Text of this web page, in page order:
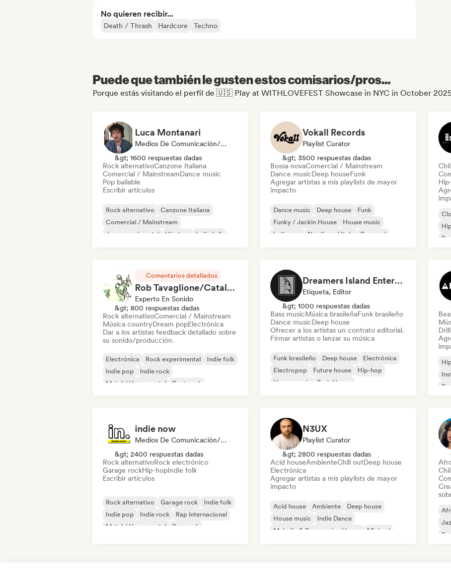
No quieren recibir...
Death / Thrash Hardcore Techno
Puede que también le gusten estos comisarios/pros...
Porque estás visitando el perfil de 🇺🇸 Play at WITHLOVEFEST Showcase in NYC in October
Luca Montanari
Medios De Comunicación/Periodista
&gt; 1600 respuestas dadas
Rock alternativoCanzone Italiana
Comercial / MainstreamDance music
Pop bailable
Escribir artículos
Rock alternativo
Canzone Italiana
Comercial / Mainstream
Jazz experimental
Hip-hop
Indie folk
Vokall Records
Playlist Curator
&gt; 3500 respuestas dadas
Bossa novaComercial / Mainstream
Dance musicDeep houseFunk
Agregar artistas a mis playlists de mayor
impacto
Dance music Deep house
Funk
Funky / Jackin House
House music
Indie pop
Nu-disco / Italo Pop soul
Comentarios detallados
Rob Tavaglione/Catalyst Recording
Experto En Sonido
&gt; 800 respuestas dadas
Rock alternativoComercial / Mainstream
Música countryDream popElectrónica
Dar a los artistas feedback detallado sobre
su sonido/producción.
Electrónica Rock experimental
Indie folk
Indie pop
Indie rock
Metal / Heavy metal
Post punk
Dreamers Island Entertainment
Etiqueta, Editor
&gt; 1000 respuestas dadas
Bass musicMúsica brasileñaFunk brasileño
Dance musicDeep house
Ofrecer a los artistas un contrato editorial.
Firmar artistas o lanzar su música
Funk brasileño Deep house
Electrónica
Electropop
Future house
Hip-hop
House music
Tech House
indie now
Medios De Comunicación/Periodista
&gt; 2400 respuestas dadas
Rock alternativoRock electrónico
Garage rockHip-hopIndie folk
Escribir artículos
Rock alternativo Garage rock
Indie folk
Indie pop
Indie rock
Rap internacional
Metal / Heavy metal
Pop rock
N3UX
Playlist Curator
&gt; 2800 respuestas dadas
Acid houseAmbienteChill outDeep house
Electrónica
Agregar artistas a mis playlists de mayor
impacto
Acid house Ambiente
Deep house
House music
Indie Dance
Melodic & Progressive House
Minimal